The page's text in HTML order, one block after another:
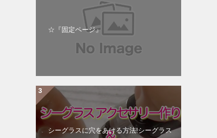
☆『固定ページ』
シーグラスに穴をあける方法!シーグラス